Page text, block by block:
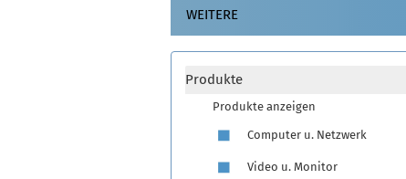
WEITERE
Produkte
Produkte anzeigen
Computer u. Netzwerk
Video u. Monitor